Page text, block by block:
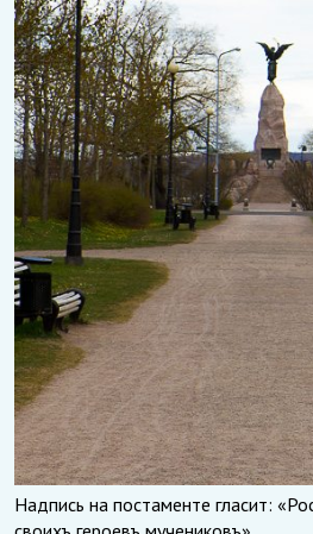
Надпись на постаменте гласит: